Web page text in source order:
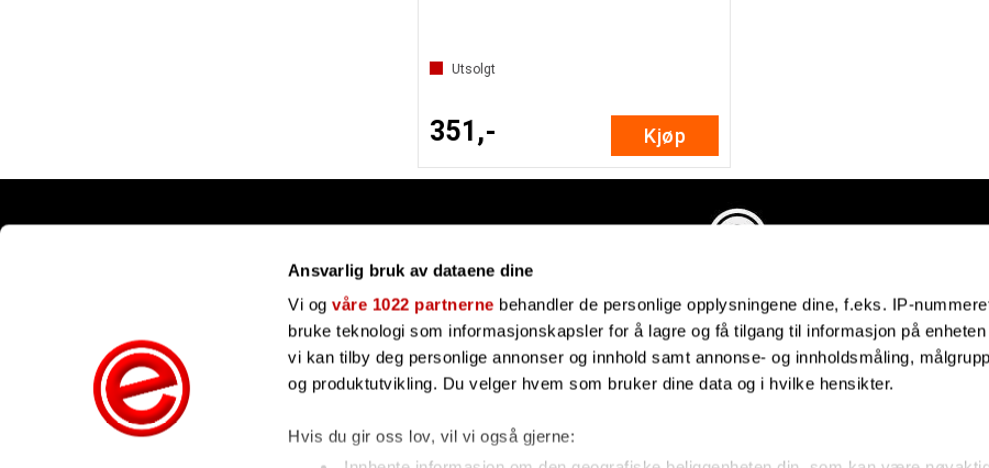
Ansvarlig bruk av dataene dine
Vi ogvåre 1022 partnerne behandler de personlige opplysningene dine, f.eks. IP-
bruke teknologi som informasjonskapsler for å lagre og få tilgang til informasjon på
vi kan tilby deg personlige annonser og innhold samt annonse- og innholdsmåling,
og produktutvikling. Du velger hvem som bruker dine data og i hvilke hensikter.
Hvis du gir oss lov, vil vi også gjerne:
Utsolgt
351,- Kjøp
Bli forhandler
Ofte stilte spørsmål
Industriveien 4
4879 Grimstad
Organisasjonsnummer: 991434461